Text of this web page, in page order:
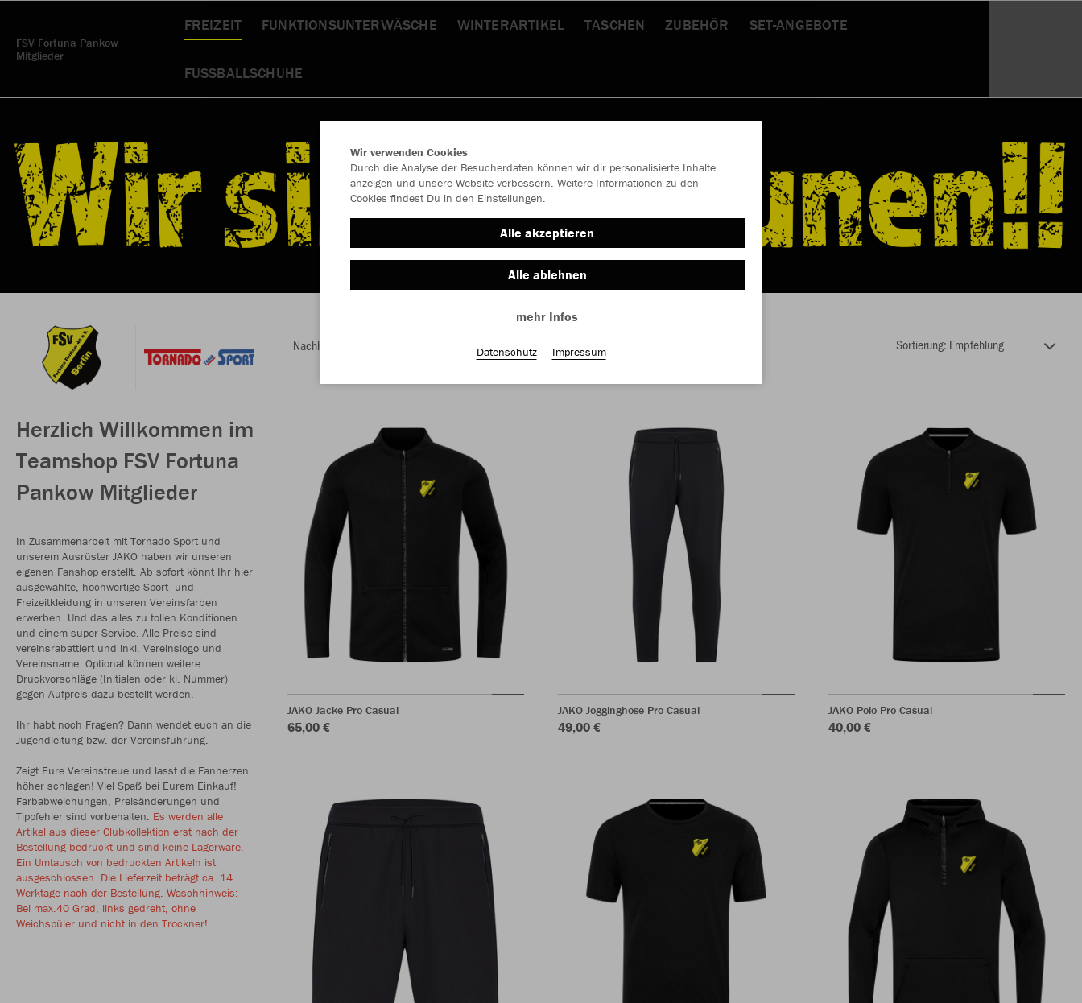
FSV Fortuna Pankow
Mitglieder
FREIZEIT FUNKTIONSUNTERWÄSCHE WINTERARTIKEL TASCHEN ZUBEHÖR SET-ANGEBOTE
FUSSBALLSCHUHE
Herzlich Willkommen im
Teamshop FSV Fortuna
Pankow Mitglieder
In Zusammenarbeit mit Tornado Sport und
unserem Ausrüster JAKO haben wir unseren
eigenen Fanshop erstellt. Ab sofort könnt Ihr hier
ausgewählte, hochwertige Sport- und
Freizeitkleidung in unseren Vereinsfarben
erwerben. Und das alles zu tollen Konditionen
und einem super Service. Alle Preise sind
vereinsrabattiert und inkl. Vereinslogo und
Vereinsname. Optional können weitere
Druckvorschläge (Initialen oder kl. Nummer)
gegen Aufpreis dazu bestellt werden.
Ihr habt noch Fragen? Dann wendet euch an die
Jugendleitung bzw. der Vereinsführung.
Zeigt Eure Vereinstreue und lasst die Fanherzen
höher schlagen! Viel Spaß bei Eurem Einkauf!
Farbabweichungen, Preisänderungen und
Tippfehler sind vorbehalten. Es werden alle
Artikel aus dieser Clubkollektion erst nach der
Bestellung bedruckt und sind keine Lagerware.
Ein Umtausch von bedruckten Artikeln ist
ausgeschlossen. Die Lieferzeit beträgt ca. 14
Werktage nach der Bestellung. Waschhinweis:
Bei max.40 Grad, links gedreht, ohne
Weichspüler und nicht in den Trockner!
Nachhaltig
JAKO Jacke Pro Casual
65,00 €
JAKO Jogginghose Pro Casual
49,00 €
JAKO Polo Pro Casual
40,00 €
Wir verwenden Cookies
Durch die Analyse der Besucherdaten können wir dir personalisierte Inhalte
anzeigen und unsere Website verbessern. Weitere Informationen zu den
Cookies findest Du in den Einstellungen.
Alle akzeptieren
Alle ablehnen
mehr Infos
Datenschutz Impressum